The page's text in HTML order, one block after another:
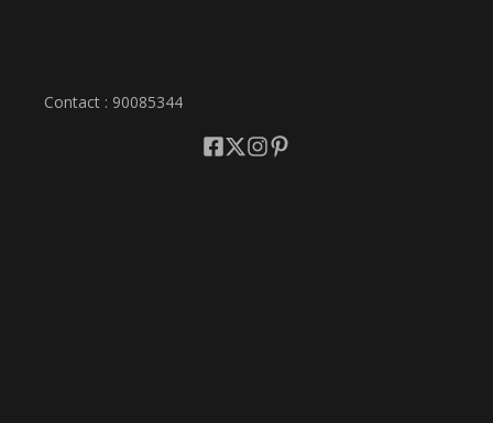
Contact : 90085344